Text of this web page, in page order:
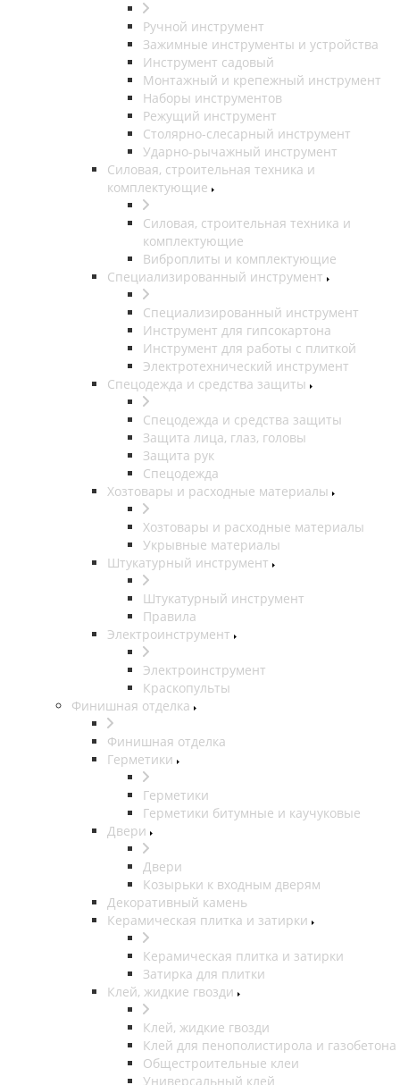
Ручной инструмент
Зажимные инструменты и устройства
Инструмент садовый
Монтажный и крепежный инструмент
Наборы инструментов
Режущий инструмент
Столярно-слесарный инструмент
Ударно-рычажный инструмент
Силовая, строительная техника и
комплектующие
Силовая, строительная техника и
комплектующие
Виброплиты и комплектующие
Специализированный инструмент
Специализированный инструмент
Инструмент для гипсокартона
Инструмент для работы с плиткой
Электротехнический инструмент
Спецодежда и средства защиты
Спецодежда и средства защиты
Защита лица, глаз, головы
Защита рук
Спецодежда
Хозтовары и расходные материалы
Хозтовары и расходные материалы
Укрывные материалы
Штукатурный инструмент
Штукатурный инструмент
Правила
Электроинструмент
Электроинструмент
Краскопульты
Финишная отделка
Финишная отделка
Герметики
Герметики
Герметики битумные и каучуковые
Двери
Двери
Козырьки к входным дверям
Декоративный камень
Керамическая плитка и затирки
Керамическая плитка и затирки
Затирка для плитки
Клей, жидкие гвозди
Клей, жидкие гвозди
Клей для пенополистирола и газобетона
Общестроительные клеи
Универсальный клей